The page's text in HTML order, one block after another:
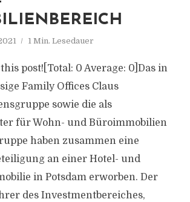
1 Min. Lesedauer
post![Total: 0 Average: 0]Das in
Family Offices Claus
sowie die als
für Wohn- und Büroimmobilien
haben zusammen eine
an einer Hotel- und
in Potsdam erworben. Der
des Investmentbereiches,